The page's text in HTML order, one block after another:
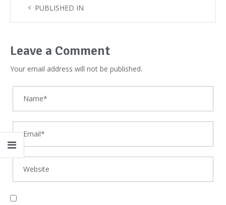
PUBLISHED IN
Leave a Comment
Your email address will not be published.